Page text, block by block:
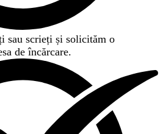
sau scrieți și solicităm o
de încărcare.